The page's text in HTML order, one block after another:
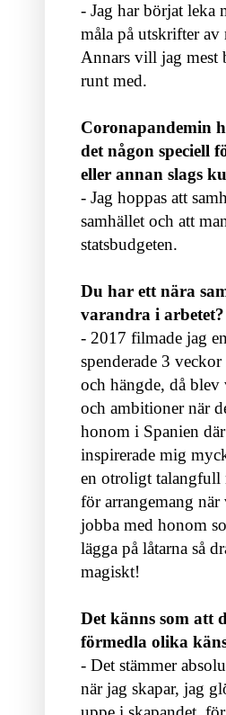
- Jag har börjat leka
måla på utskrifter av
Annars vill jag mest
runt med.
Coronapandemin
det någon speciell
eller annan slags
- Jag hoppas att
samhället och att
statsbudgeten.
Du har ett nära
varandra i arbetet?
- 2017 filmade jag
spenderade 3
och hängde, då
och ambitioner när
honom i Spanien
inspirerade mig
en otroligt talangfull
för arrangemang
jobba med honom
lägga på låtarna så
magiskt!
Det känns som att
förmedla olika
- Det stämmer
när jag skapar, jag